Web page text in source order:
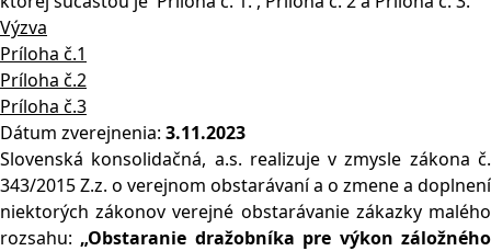
Výzva
Príloha č.1
Príloha č.2
Príloha č.3
Dátum zverejnenia: 3.11.2023
Slovenská konsolidačná, a.s. realizuje v zmysle zákona č.
343/2015 Z.z. o verejnom obstarávaní a o zmene a doplnení
niektorých zákonov verejné obstarávanie zákazky malého
rozsahu: „Obstaranie dražobníka pre výkon záložného